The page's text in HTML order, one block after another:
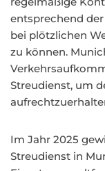
entsprechend
bei plötzlichen
zu können.
Streudienst, um
Im Jahr 2025
Streudienst in